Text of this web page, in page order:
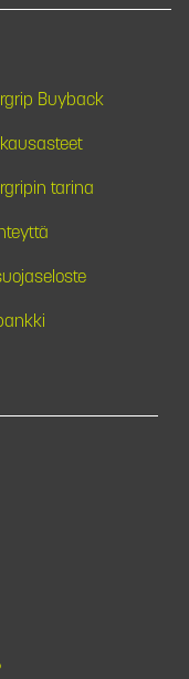
Buyback
tarina